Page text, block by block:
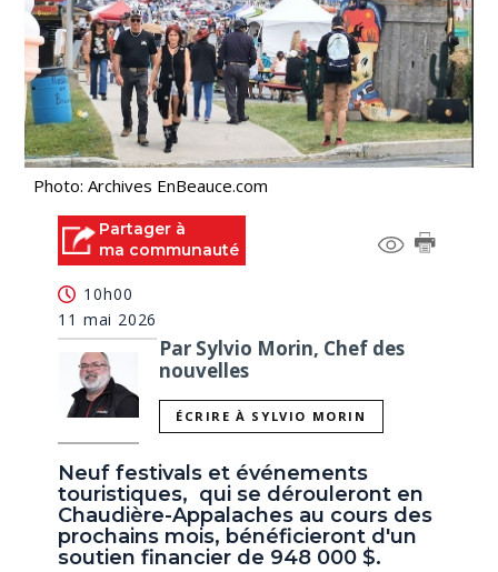
Photo: Archives EnBeauce.com
Partager à
ma communauté
10h00
11 mai 2026
Par Sylvio Morin, Chef des
nouvelles
ÉCRIRE À SYLVIO MORIN
Neuf festivals et événements
touristiques, qui se dérouleront en
Chaudière-Appalaches au cours des
prochains mois, bénéficieront d'un
soutien financier de 948 000 $.